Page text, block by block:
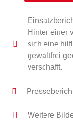
Hinter einer
sich eine
gewaltfrei
verschafft.
Weitere